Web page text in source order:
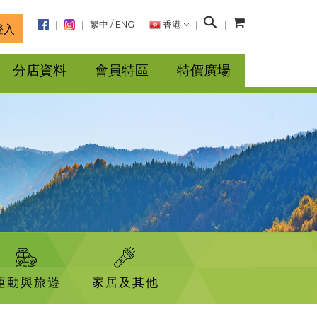
入 繁中 / ENG 香港
搜
分店資料 會員特區 特價廣場
動與旅遊 家居及其他